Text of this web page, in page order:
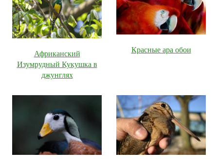
Африканский
Изумрудный Кукушка в
джунглях
Красные ара обои